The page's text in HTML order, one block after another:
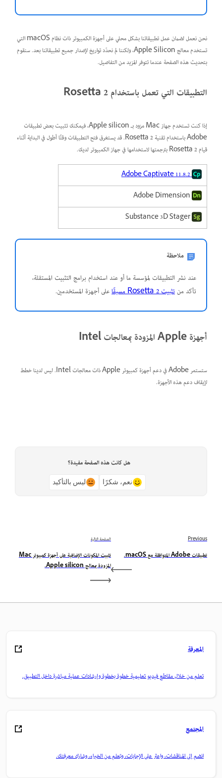
نحن نعمل لضمان عمل تطبيقاتنا بشكل محلي على أجهزة الكمبيوتر ذات نظام macOS التي
تستخدم معالج Apple Silicon، ولكننا لم نحدّد تواريخ لإصدار جميع تطبيقاتنا بعد. سنقوم
بتحديث هذه الصفحة عندما تتوفر المزيد من التفاصيل.
التطبيقات التي تعمل باستخدام Rosetta 2
إذا كنت تستخدم جهاز Mac مزود بـ Apple silicon، فيمكنك تثبيت بعض تطبيقات
Adobe باستخدام تقنية Rosetta 2. قد يستغرق فتح التطبيقات وقتًا أطول في البداية أثناء
قيام Rosetta 2 بترجمتها لاستخدامها في جهاز الكمبيوتر لديك.
Adobe Captivate 11.8.2
ملاحظة
عند نشر التطبيقات لمؤسسة ما أو عند استخدام برامج التثبيت المستقلة،
تأكد منتثبيت Rosetta 2 مسبقًا على أجهزة المستخدمين.
أجهزة Apple المزودة بمعالجات Intel
ستستمر Adobe في دعم أجهزة كمبيوتر Apple ذات معالجات Intel. ليس لدينا خطط
لإيقاف دعم هذه الأجهزة.
هل كانت هذه الصفحة مفيدة؟
نعم، شكرًا ليس بالتأكيد
Previous
تطبيقات Adobe المتوافقة مع macOS.
الصفحة التالية
تثبيت المكونات الإضافية على أجهزة كمبيوتر Mac
المزودة بمعالج Apple silicon.
المعرفة
تعلم من خلال مقاطع فيديو تعليمية خطوة بخطوة وإرشادات عملية مباشرة داخل التطبيق.
المجتمع
انضم إلى المناقشات، واعثر على الإجابات، وتعلم من الخبراء، وشارك معرفتك.